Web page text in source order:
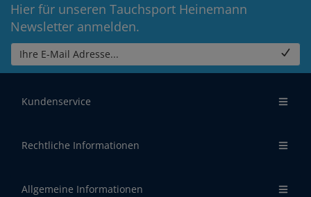
Hier für unseren Tauchsport Heinemann
Newsletter anmelden.
Ihre E-Mail Adresse...
Kundenservice
Rechtliche Informationen
Allgemeine Informationen